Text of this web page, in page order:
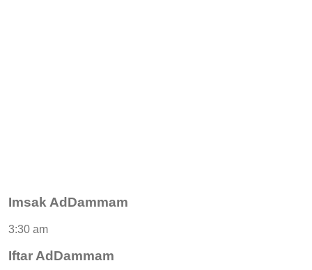
Imsak AdDammam
3:30 am
Iftar AdDammam